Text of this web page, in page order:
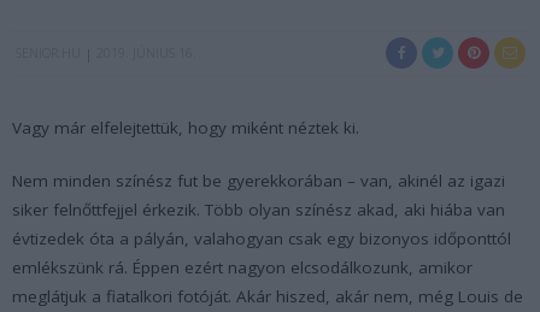
Vagy már elfelejtettük, hogy miként néztek ki.
Nem minden színész fut be gyerekkorában – van, akinél az igazi
siker felnőttfejjel érkezik. Több olyan színész akad, aki hiába van
évtizedek óta a pályán, valahogyan csak egy bizonyos időponttól
emlékszünk rá. Éppen ezért nagyon elcsodálkozunk, amikor
meglátjuk a fiatalkori fotóját. Akár hiszed, akár nem, még Louis de